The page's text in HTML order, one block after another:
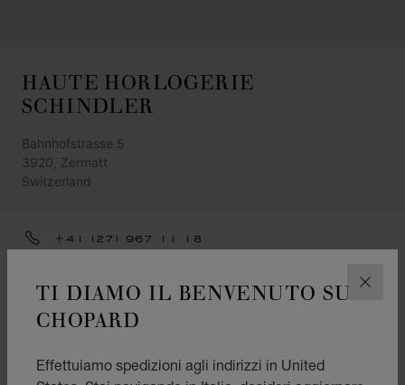
TI DIAMO IL BENVENUTO SU
CHOPARD
Effettuiamo spedizioni agli indirizzi in United
HAUTE HORLOGERIE
SCHINDLER
Bahnhofstrasse 5
3920, Zermatt
Switzerland
+41 (27) 967 11 18
OTTIENI INDICAZIONI
Orologio